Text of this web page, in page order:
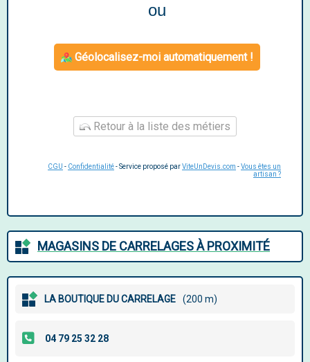
ou
Géolocalisez-moi automatiquement !
Retour à la liste des métiers
CGU - Confidentialité- Service proposé parViteUnDevis.com -Vous êtes un
artisan ?
MAGASINS DE CARRELAGES À PROXIMITÉ
LA BOUTIQUE DU CARRELAGE (200 m)